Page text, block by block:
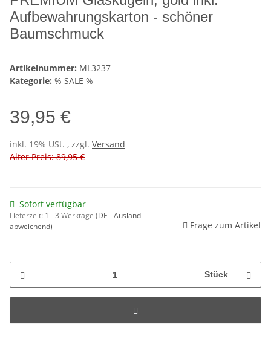
Aufbewahrungskarton - schöner
Baumschmuck
Artikelnummer: ML3237
Kategorie: % SALE %
39,95 €
inkl. 19% USt. , zzgl. Versand
Alter Preis: 89,95 €
Sofort verfügbar
Lieferzeit: 1 - 3 Werktage (DE - Ausland
abweichend)
Frage zum Artikel
Stück